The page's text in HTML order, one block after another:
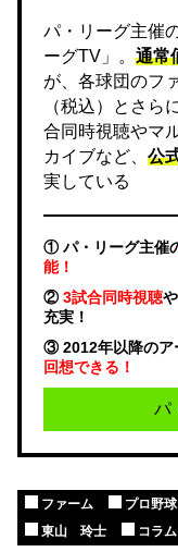
パ・リーグ主催
ーグTV」。 通常
が、各球団のフ
（税込）とさら
合同時視聴やマ
カイブなど、 公
実している
① パ・リーグ主催
能！
②3試合同時視聴や
充実！
③ 2012年以降のア
回想できる！
パ
ファーム プロ野
東山 玲士
コラム